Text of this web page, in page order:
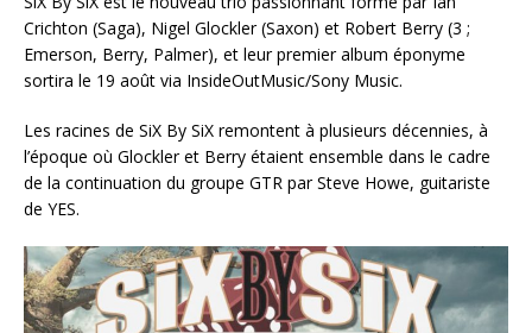
Crichton (Saga), Nigel Glockler (Saxon) et Robert Berry (3 ;
Emerson, Berry, Palmer), et leur premier album éponyme
sortira le 19 août via InsideOutMusic/Sony Music.
Les racines de SiX By SiX remontent à plusieurs décennies, à
l’époque où Glockler et Berry étaient ensemble dans le cadre
de la continuation du groupe GTR par Steve Howe, guitariste
de YES.